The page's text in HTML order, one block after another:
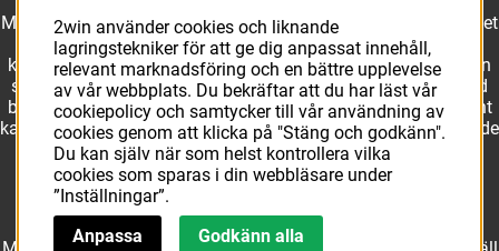
Med ett av Sveriges största kläd- och skosortiment inom basket
kan vi erbjuda allt som du eller din klubb behöver. Välj ut
kvalitativa basketbollar och basketskor från välkända märken
som Molten, Nike, Adidas och Spalding och komplettera med
basketkläder från Jordan. I vårt breda och prisvärda sortiment
kan vi erbjuda matchkläder som ger maximal rörelsefrihet, både
på och utanför planen. Oavsett vad du behöver för
basketutrustning kan du vara säker på att hitta den här.
2win använder cookies och liknande
lagringstekniker för att ge dig anpassat innehåll,
relevant marknadsföring och en bättre upplevelse
av vår webbplats. Du bekräftar att du har läst vår
cookiepolicy och samtycker till vår användning av
cookies genom att klicka på "Stäng och godkänn".
Du kan själv när som helst kontrollera vilka
cookies som sparas i din webbläsare under
”Inställningar”.
Anpassa
Godkänn alla